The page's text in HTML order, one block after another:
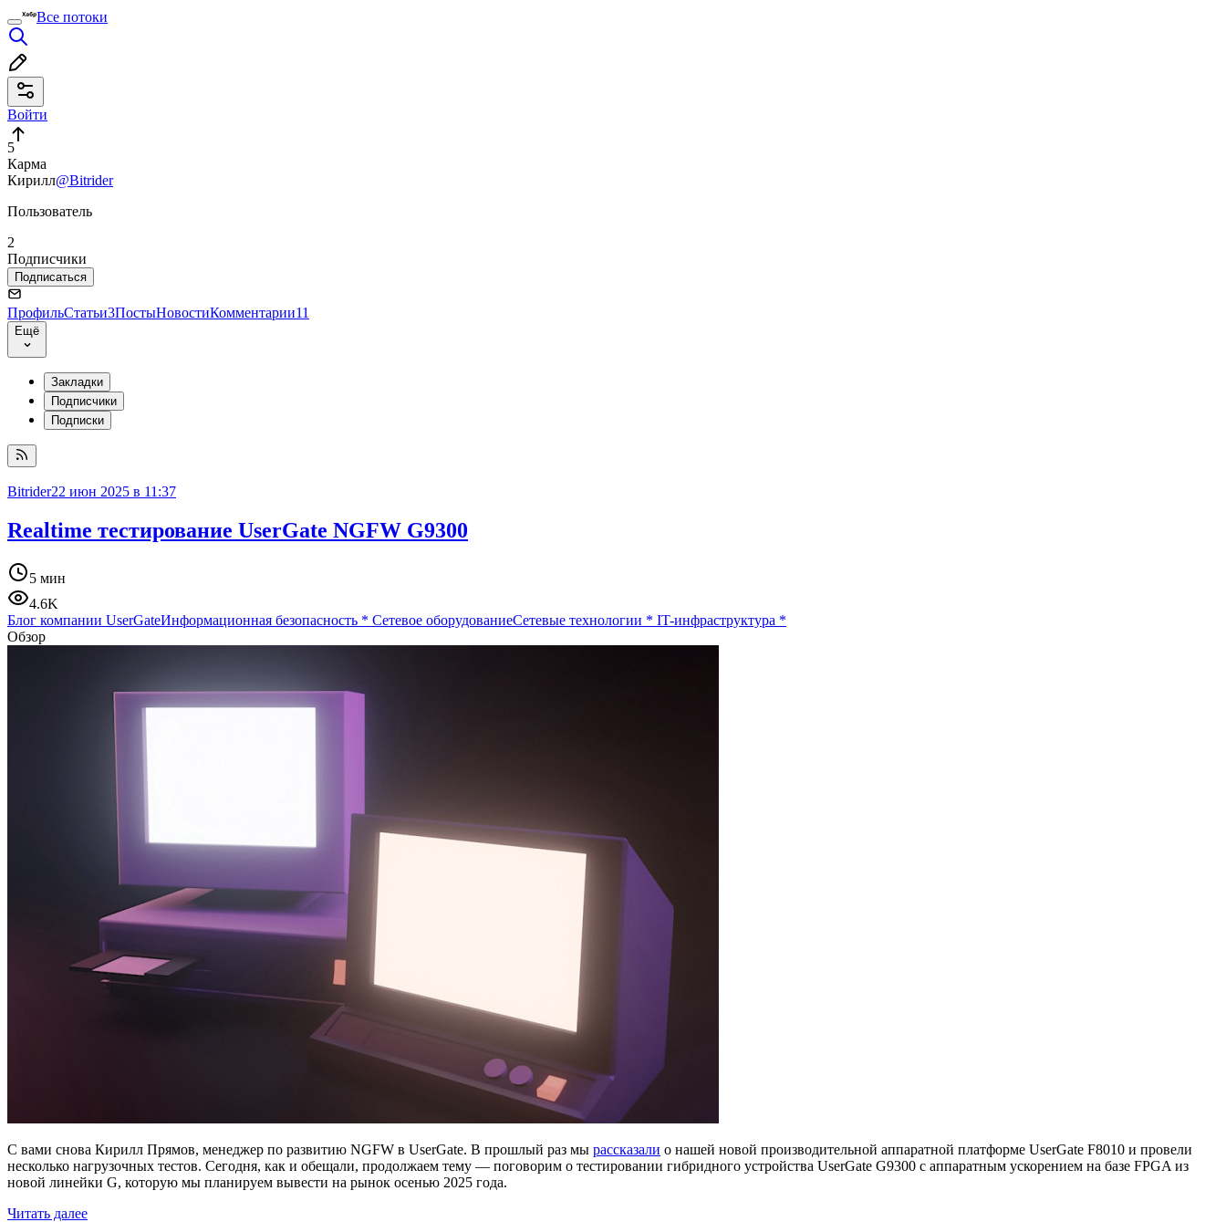
Все потоки
Войти
5
Карма
Кирилл@Bitrider
Пользователь
2
Подписчики
Подписаться
ПрофильСтатьи3ПостыНовостиКомментарии11
Ещё
Закладки
Подписчики
Подписки
Bitrider22 июн 2025 в 11:37
Realtime тестирование UserGate NGFW G9300
5 мин
4.6K
Блог компании UserGateИнформационная безопасность * Сетевое оборудованиеСетевые технологии * IT-инфраструктура *
Обзор
С вами снова Кирилл Прямов, менеджер по развитию NGFW в UserGate. В прошлый раз мы рассказали о нашей новой производительной аппаратной платформе UserGate F8010 и провели
несколько нагрузочных тестов. Сегодня, как и обещали, продолжаем тему — поговорим о тестировании гибридного устройства UserGate G9300 с аппаратным ускорением на базе FPGA из
новой линейки G, которую мы планируем вывести на рынок осенью 2025 года.
Читать далее